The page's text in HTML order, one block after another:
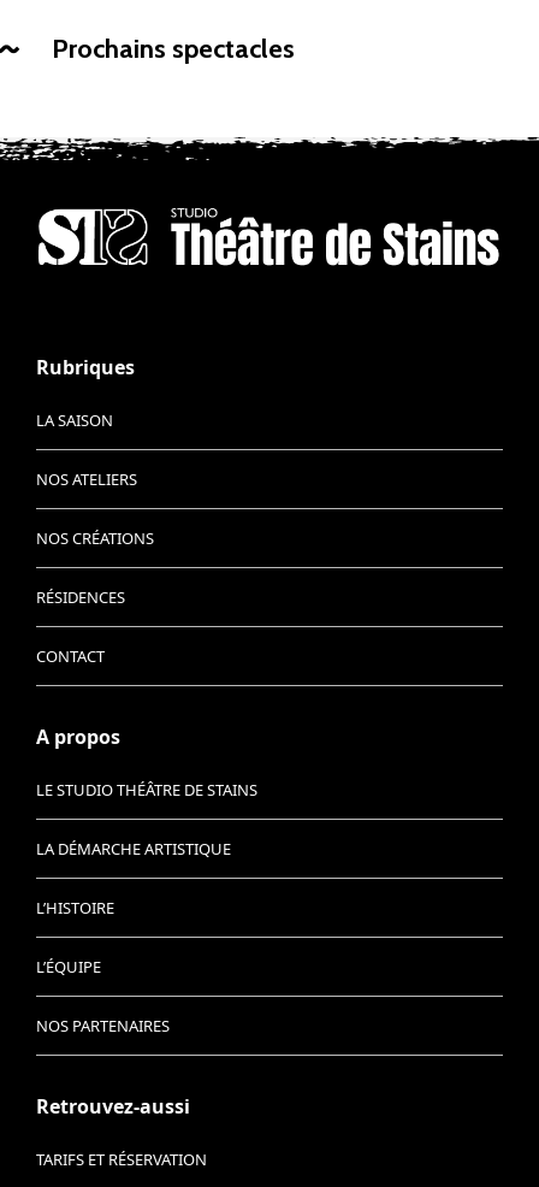
Prochains spectacles
Rubriques
LA SAISON
NOS ATELIERS
NOS CRÉATIONS
RÉSIDENCES
CONTACT
A propos
LE STUDIO THÉÂTRE DE STAINS
LA DÉMARCHE ARTISTIQUE
L’HISTOIRE
L’ÉQUIPE
NOS PARTENAIRES
Retrouvez-aussi
TARIFS ET RÉSERVATION